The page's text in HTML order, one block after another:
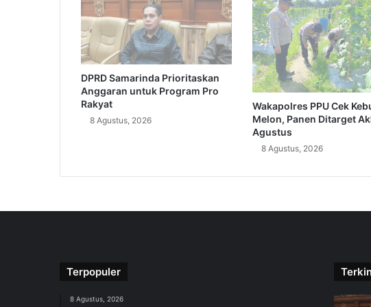
DPRD Samarinda Prioritaskan
Anggaran untuk Program Pro
Rakyat
8 Agustus, 2026
Wakapolres PPU Cek
Melon, Panen Ditarget
Agustus
8 Agustus, 2026
Terpopuler
8 Agustus, 2026